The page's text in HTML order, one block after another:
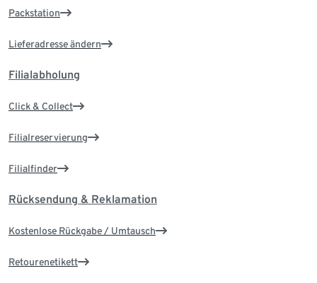
Packstation
Lieferadresse ändern
Filialabholung
Click & Collect
Filialreservierung
Filialfinder
Rücksendung & Reklamation
Kostenlose Rückgabe / Umtausch
Retourenetikett